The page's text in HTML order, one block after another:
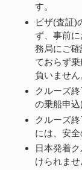
す。
ビザ(査証)
ず、事前
務局にご
ておらず
負いません
クルーズ
の乗船申込
クルーズ
には、安全
日本発着
けられませ